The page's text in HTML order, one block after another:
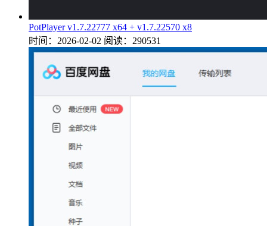
PotPlayer v1.7.22777 x64 + v1.7.22570 x8
时间：2026-02-02 阅读：290531